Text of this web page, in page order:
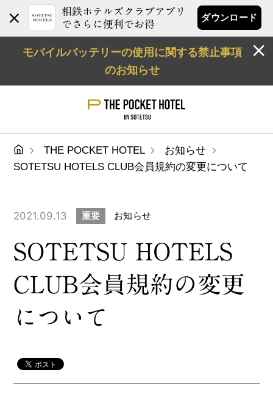
相鉄ホテルズクラブアプリ
でさらに便利でお得
ダウンロード
モバイルバッテリーの使用に関する禁止事項
のお知らせ
THE POCKET HOTEL
お知らせ
SOTETSU HOTELS CLUB会員規約の変更について
2021.09.13 重要 お知らせ
SOTETSU HOTELS
CLUB会員規約の変更
について